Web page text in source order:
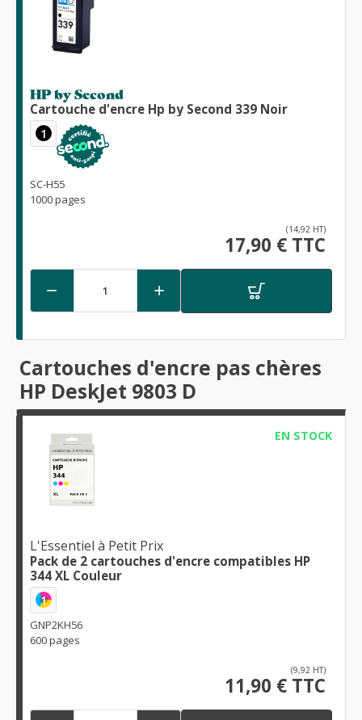
HP by Second
Cartouche d'encre Hp by Second 339 Noir
1
SC-H55
1000 pages
(14,92 HT)
17,90 € TTC
 
Cartouches d'encre pas chères
HP DeskJet 9803 D
EN STOCK
L'Essentiel à Petit Prix
Pack de 2 cartouches d'encre compatibles HP
344 XL Couleur
1
GNP2KH56
600 pages
(9,92 HT)
11,90 € TTC